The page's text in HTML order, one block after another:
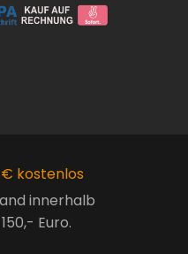
kostenlos
innerhalb
Euro.